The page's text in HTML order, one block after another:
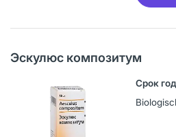
Эскулюс композитум